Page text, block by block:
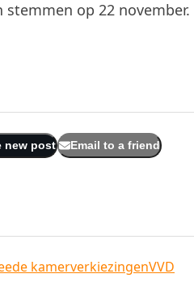
op 22 november.
new post Email to a friend
kamerverkiezingenVVD